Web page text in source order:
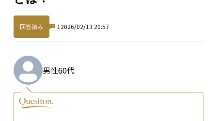
回答済み 1 2026/02/13 20:57
男性60代